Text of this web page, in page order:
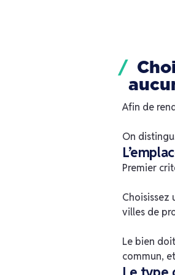
Afin de
On
Premier
Choisissez
villes de
Le bien
commun,